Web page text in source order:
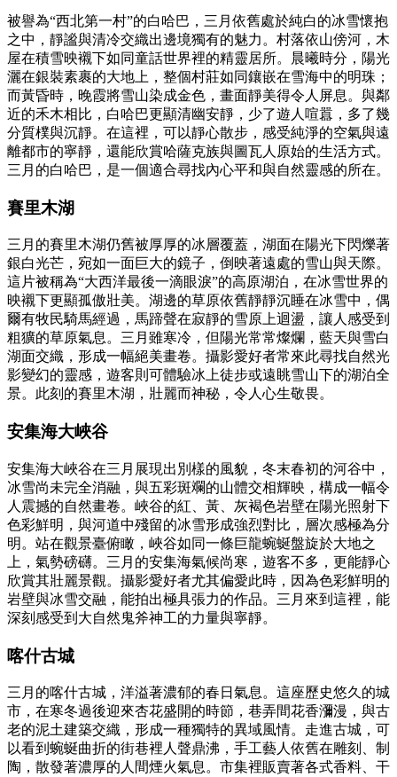
被譽為“西北第一村”的白哈巴，三月依舊處於純白的冰雪懷抱
之中，靜謐與清冷交織出邊境獨有的魅力。村落依山傍河，木
屋在積雪映襯下如同童話世界裡的精靈居所。晨曦時分，陽光
灑在銀裝素裹的大地上，整個村莊如同鑲嵌在雪海中的明珠；
而黃昏時，晚霞將雪山染成金色，畫面靜美得令人屏息。與鄰
近的禾木相比，白哈巴更顯清幽安靜，少了遊人喧囂，多了幾
分質樸與沉靜。在這裡，可以靜心散步，感受純淨的空氣與遠
離都市的寧靜，還能欣賞哈薩克族與圖瓦人原始的生活方式。
三月的白哈巴，是一個適合尋找內心平和與自然靈感的所在。
賽里木湖
三月的賽里木湖仍舊被厚厚的冰層覆蓋，湖面在陽光下閃爍著
銀白光芒，宛如一面巨大的鏡子，倒映著遠處的雪山與天際。
這片被稱為“大西洋最後一滴眼淚”的高原湖泊，在冰雪世界的
映襯下更顯孤傲壯美。湖邊的草原依舊靜靜沉睡在冰雪中，偶
爾有牧民騎馬經過，馬蹄聲在寂靜的雪原上迴盪，讓人感受到
粗獷的草原氣息。三月雖寒冷，但陽光常常燦爛，藍天與雪白
湖面交織，形成一幅絕美畫卷。攝影愛好者常來此尋找自然光
影變幻的靈感，遊客則可體驗冰上徒步或遠眺雪山下的湖泊全
景。此刻的賽里木湖，壯麗而神秘，令人心生敬畏。
安集海大峽谷
安集海大峽谷在三月展現出別樣的風貌，冬末春初的河谷中，
冰雪尚未完全消融，與五彩斑斕的山體交相輝映，構成一幅令
人震撼的自然畫卷。峽谷的紅、黃、灰褐色岩壁在陽光照射下
色彩鮮明，與河道中殘留的冰雪形成強烈對比，層次感極為分
明。站在觀景臺俯瞰，峽谷如同一條巨龍蜿蜒盤旋於大地之
上，氣勢磅礴。三月的安集海氣候尚寒，遊客不多，更能靜心
欣賞其壯麗景觀。攝影愛好者尤其偏愛此時，因為色彩鮮明的
岩壁與冰雪交融，能拍出極具張力的作品。三月來到這裡，能
深刻感受到大自然鬼斧神工的力量與寧靜。
喀什古城
三月的喀什古城，洋溢著濃郁的春日氣息。這座歷史悠久的城
市，在寒冬過後迎來杏花盛開的時節，巷弄間花香瀰漫，與古
老的泥土建築交織，形成一種獨特的異域風情。走進古城，可
以看到蜿蜒曲折的街巷裡人聲鼎沸，手工藝人依舊在雕刻、制
陶，散發著濃厚的人間煙火氣息。市集裡販賣著各式香料、干